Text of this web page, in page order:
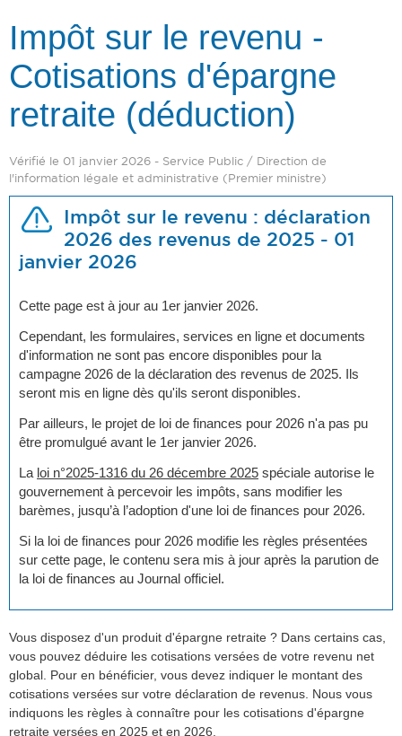
Impôt sur le revenu -
Cotisations d'épargne
retraite (déduction)
Vérifié le 01 janvier 2026 - Service Public / Direction de
l'information légale et administrative (Premier ministre)
Impôt sur le revenu : déclaration
2026 des revenus de 2025 - 01
janvier 2026
Cette page est à jour au 1er janvier 2026.
Cependant, les formulaires, services en ligne et documents
d'information ne sont pas encore disponibles pour la
campagne 2026 de la déclaration des revenus de 2025. Ils
seront mis en ligne dès qu'ils seront disponibles.
Par ailleurs, le projet de loi de finances pour 2026 n'a pas pu
être promulgué avant le 1er janvier 2026.
La loi n°2025-1316 du 26 décembre 2025 spéciale autorise le
gouvernement à percevoir les impôts, sans modifier les
barèmes, jusqu’à l’adoption d'une loi de finances pour 2026.
Si la loi de finances pour 2026 modifie les règles présentées
sur cette page, le contenu sera mis à jour après la parution de
la loi de finances au Journal officiel.
Vous disposez d'un produit d'épargne retraite ? Dans certains cas,
vous pouvez déduire les cotisations versées de votre revenu net
global. Pour en bénéficier, vous devez indiquer le montant des
cotisations versées sur votre déclaration de revenus. Nous vous
indiquons les règles à connaître pour les cotisations d'épargne
retraite versées en 2025 et en 2026.